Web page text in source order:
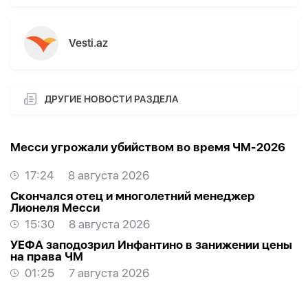
Vesti.az
ДРУГИЕ НОВОСТИ РАЗДЕЛА
Месси угрожали убийством во время ЧМ-2026
17:24
8 августа 2026
Скончался отец и многолетний менеджер
Лионеля Месси
15:30
8 августа 2026
УЕФА заподозрил Инфантино в занижении цены
на права ЧМ
01:25
7 августа 2026